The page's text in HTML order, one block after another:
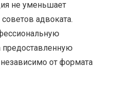
не уменьшает
адвоката.
предоставленную
от формата